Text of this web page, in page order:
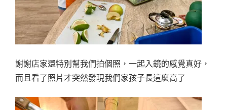
謝謝店家還特別幫我們拍個照，一起入鏡的感覺真好，
而且看了照片才突然發現我們家孩子長這麼高了